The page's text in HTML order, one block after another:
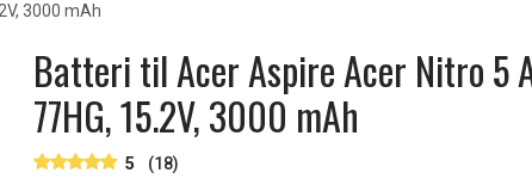
3000 mAh
Batteri til Acer Aspire Acer Nitro 5
77HG, 15.2V, 3000 mAh
5 (18)